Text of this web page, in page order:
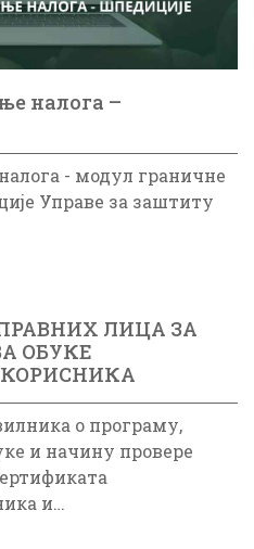
налога –
- модул граничне
Управе за заштиту
ЛИЦА ЗА
ОБУКЕ
о програму,
и начину провере
и…